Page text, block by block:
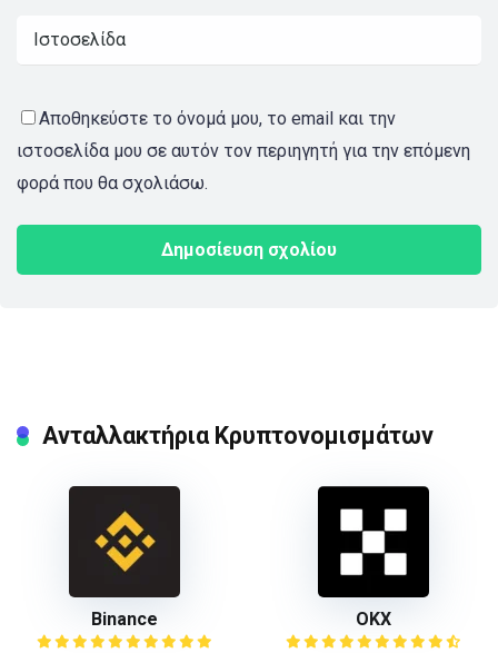
Αποθηκεύστε το όνομά μου, το email και την
ιστοσελίδα μου σε αυτόν τον περιηγητή για την επόμενη
φορά που θα σχολιάσω.
Ανταλλακτήρια Κρυπτονομισμάτων
Binance ΟΚΧ